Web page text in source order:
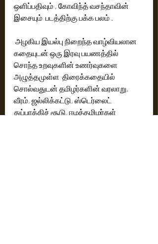
ஒளிப்பதிவும் , கோவிந்த் வசந்தாவின்
இசையும்  படத்திற்கு பக்க பலம் .
கதையுடன் ஒரு இரவு பயணத்தில்
சொந்த உறவுகளின் உணர்வுகளை
அழுத்தமுள்ள  திரைக்கதையில்
சொல்வதுடன் தமிழர்களின் வரலாறு,
வீரம், ஜல்லிக்கட்டு, ஸ்டெர்லைட்
துப்பாக்கிச் சூடு, ஈழத்தமிழர்கள்